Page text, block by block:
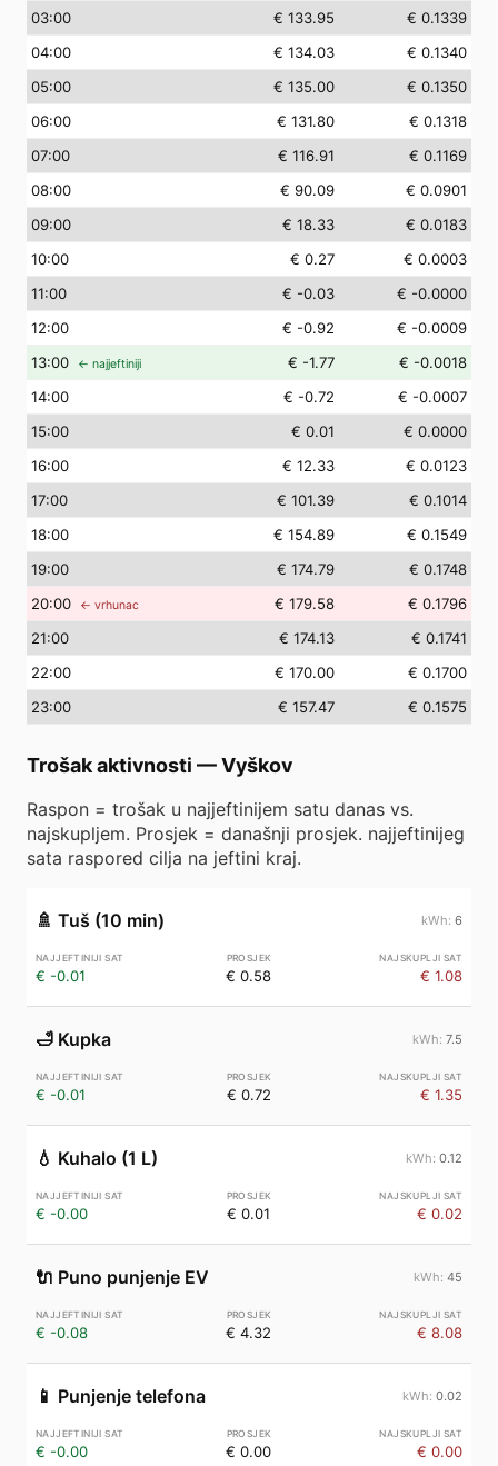
03:00 € 133.95
€ 0.1339
04:00 € 134.03
€ 0.1340
05:00 € 135.00
€ 0.1350
06:00 € 131.80
€ 0.1318
07:00 € 116.91
€ 0.1169
08:00 € 90.09
€ 0.0901
09:00 € 18.33
€ 0.0183
10:00 € 0.27
€ 0.0003
11:00 € -0.03
€ -0.0000
12:00 € -0.92
€ -0.0009
13:00 ← najjeftiniji € -1.77
€ -0.0018
14:00 € -0.72
€ -0.0007
15:00 € 0.01
€ 0.0000
16:00 € 12.33
€ 0.0123
17:00 € 101.39
€ 0.1014
18:00 € 154.89
€ 0.1549
19:00 € 174.79
€ 0.1748
20:00 ← vrhunac € 179.58
€ 0.1796
21:00 € 174.13
€ 0.1741
22:00 € 170.00
€ 0.1700
23:00 € 157.47 € 0.1575
Trošak aktivnosti —Vyškov
Raspon = trošak u najjeftinijem satu danas vs.
najskupljem. Prosjek = današnji prosjek. najjeftinijeg
sata raspored cilja na jeftini kraj.
🚿 Tuš (10 min) 6
€ -0.01 € 0.58 € 1.08
🛁 Kupka 7.5
€ -0.01 € 0.72 € 1.35
💧 Kuhalo (1 L) 0.12
€ -0.00 € 0.01 € 0.02
🔌 Puno punjenje EV 45
€ -0.08 € 4.32 € 8.08
📱 Punjenje telefona 0.02
€ -0.00 € 0.00 € 0.00